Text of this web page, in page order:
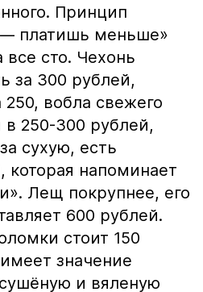
Принцип
платишь меньше»
все сто. Чехонь
за 300 рублей,
вобла свежего
в 250-300 рублей,
сухую, есть
которая напоминает
Лещ покрупнее, его
600 рублей.
стоит 150
значение
и вяленую